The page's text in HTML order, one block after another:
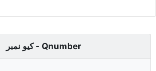
كيو نمبر - Qnumber